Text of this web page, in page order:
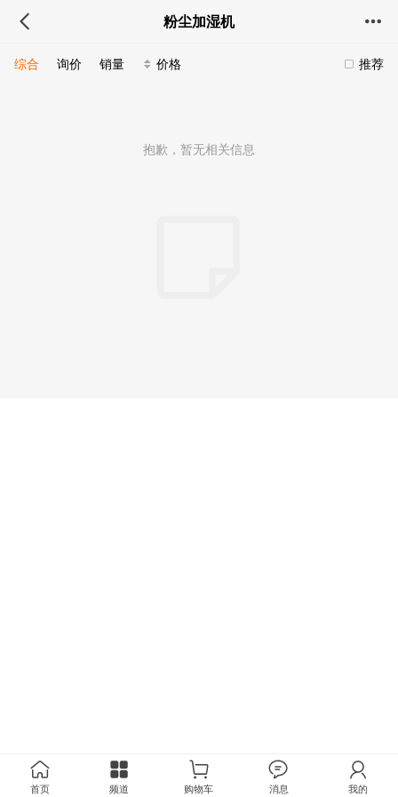
粉尘加湿机
推荐
综合 询价 销量 价格
抱歉，暂无相关信息
首页 频道 购物车 消息 我的